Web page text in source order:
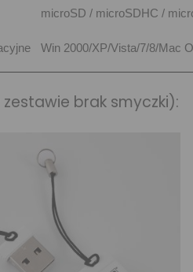
microSD / microSDHC /
Win 2000/XP/Vista/7/8/Mac
brak smyczki):